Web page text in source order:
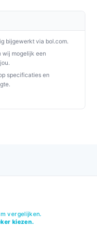
bijgewerkt via bol.com.
wij mogelijk een
specificaties en
vergelijken.
kiezen.